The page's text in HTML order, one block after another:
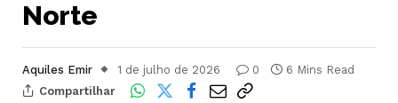
Norte
Aquiles Emir 1 de julho de 2026 0
6 Mins Read
Compartilhar